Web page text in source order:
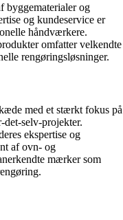
byggematerialer og
og kundeservice er
håndværkere.
omfatter velkendte
rengøringsløsninger.
med et stærkt fokus på
selv-projekter.
ekspertise og
af ovn- og
mærker som